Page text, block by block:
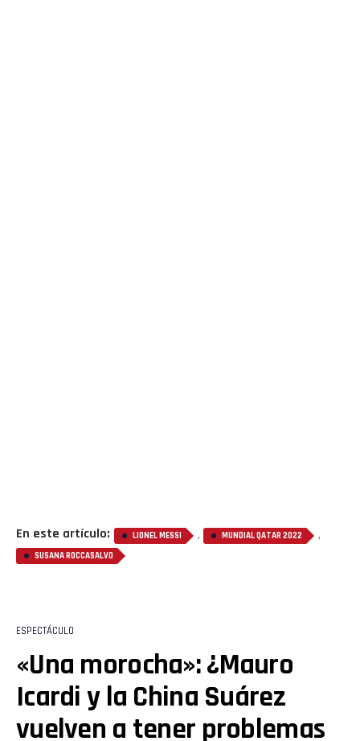
En este artículo: LIONEL MESSI , MUNDIAL QATAR 2022 ,
SUSANA ROCCASALVO
ESPECTÁCULO
«Una morocha»: ¿Mauro
Icardi y la China Suárez
vuelven a tener problemas